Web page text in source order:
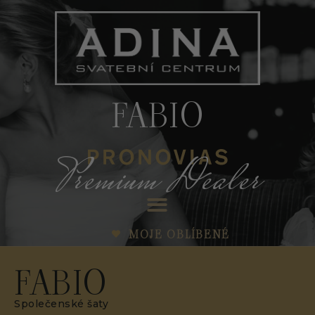
FABIO
Premium Dealer
MOJE OBLÍBENÉ
FABIO
Společenské šaty